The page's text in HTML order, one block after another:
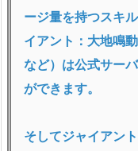
ージ量を持つスキ
イアント：大地鳴
など）は公式サー
ができます。
そしてジャイアン